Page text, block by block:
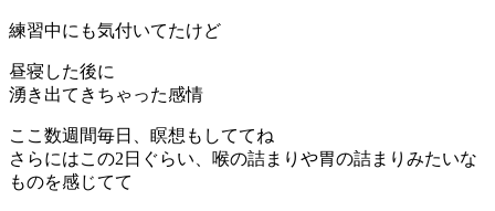
練習中にも気付いてたけど
昼寝した後に
湧き出てきちゃった感情
ここ数週間毎日、瞑想もしててね
さらにはこの2日ぐらい、喉の詰まりや胃の詰まりみたいな
ものを感じてて